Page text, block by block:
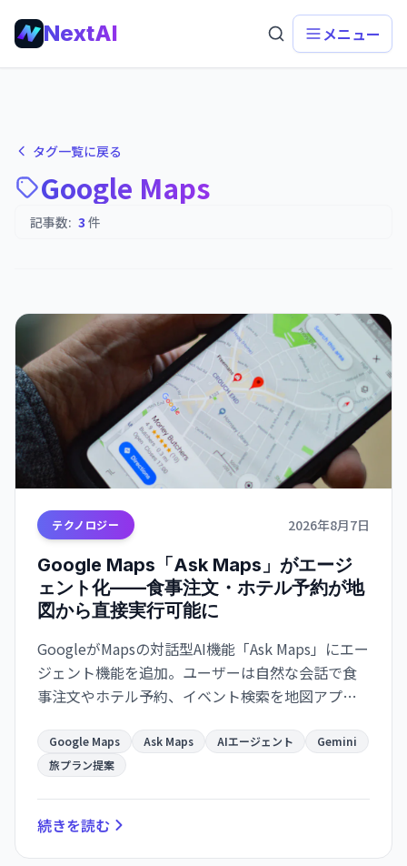
NextAI メニュー
タグ一覧に戻る
Google Maps
記事数: 3 件
テクノロジー 2026年8月7日
Google Maps「Ask Maps」がエージ
ェント化——食事注文・ホテル予約が地
図から直接実行可能に
GoogleがMapsの対話型AI機能「Ask Maps」にエー
ジェント機能を追加。ユーザーは自然な会話で食
事注文やホテル予約、イベント検索を地図アプリ
画がより便利になります。
Google Maps Ask Maps AIエージェント
Gemini
旅プラン提案
続きを読む